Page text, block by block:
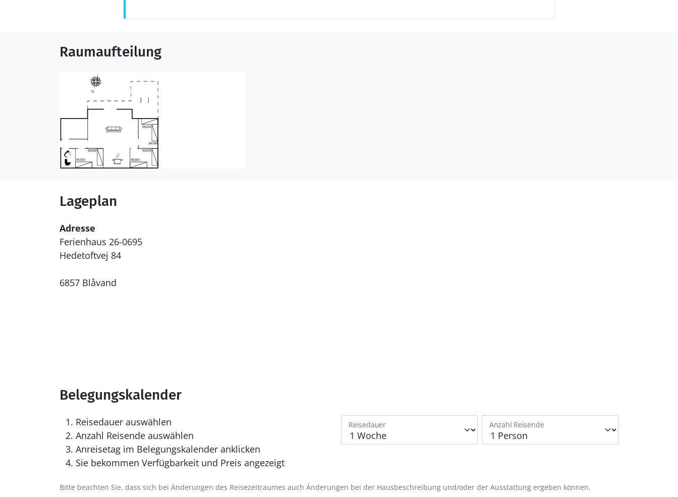
Raumaufteilung
Lageplan
Adresse
Ferienhaus 26-0695
Hedetoftvej 84
6857 Blåvand
Belegungskalender
Reisedauer auswählen
Anzahl Reisende auswählen
Anreisetag im Belegungskalender anklicken
Sie bekommen Verfügbarkeit und Preis angezeigt
Reisedauer Anzahl Reisende
Bitte beachten Sie, dass sich bei Änderungen des Reisezeitraumes auch Änderungen bei der Hausbeschreibung und/oder der Ausstattung ergeben können.